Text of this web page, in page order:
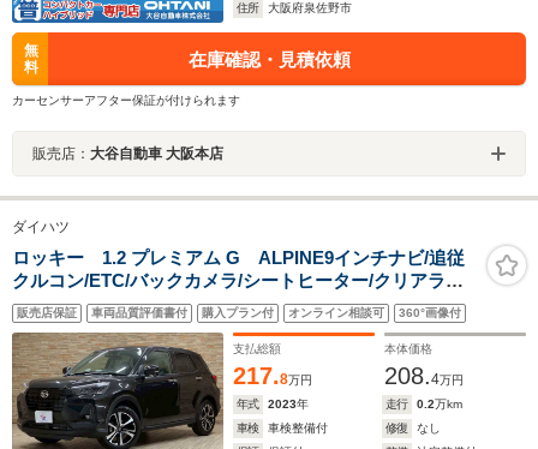
住所
大阪府泉佐野市
無
料
在庫確認・見積依頼
カーセンサーアフター保証が付けられます
販売店： 大谷自動車 大阪本店
ダイハツ
ロッキー 1.2 プレミアム G ALPINE9インチナビ/追従
クルコン/ETC/バックカメラ/シートヒーター/クリアラン
スソナー/衝突軽減/レーンキープ/フォグランプ/LEDヘッ
ドライト/スマートキー/プッシュスタート/ハーフレザ
ー/Bluetooth/
販売店保証 車両品質評価書付 購入プラン付 オンライン相談可 360°画像付
支払総額
217.8万円
本体価格
208.4万円
年式
2023年 走行 0.2万km
車検
車検整備付 修復
なし